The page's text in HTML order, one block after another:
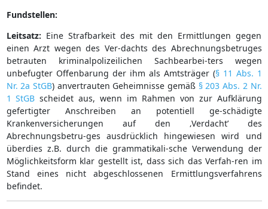
Fundstellen:
Leitsatz: Eine Strafbarkeit des mit den Ermittlungen gegen
einen Arzt wegen des Ver-dachts des Abrechnungsbetruges
betrauten kriminalpolizeilichen Sachbearbei-ters wegen
unbefugter Offenbarung der ihm als Amtsträger (§ 11 Abs. 1
Nr. 2a StGB) anvertrauten Geheimnisse gemäß § 203 Abs. 2 Nr.
1 StGB scheidet aus, wenn im Rahmen von zur Aufklärung
gefertigter Anschreiben an potentiell ge-schädigte
Krankenversicherungen auf den ‚Verdacht’ des
Abrechnungsbetru-ges ausdrücklich hingewiesen wird und
überdies z.B. durch die grammatikali-sche Verwendung der
Möglichkeitsform klar gestellt ist, dass sich das Verfah-ren im
Stand eines nicht abgeschlossenen Ermittlungsverfahrens
befindet.